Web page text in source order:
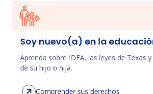
Soy nuevo(a) en la
Aprenda sobre IDEA, las leyes de Texas
de su hijo o hija.
Comprender sus derechos